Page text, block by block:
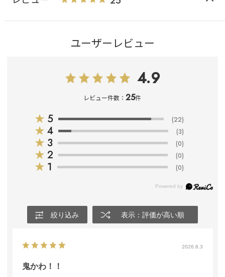
ユーザーレビュー
4.9
レビュー件数：25件
★ 5 (22)
★ 4 (3)
★ 3 (0)
★ 2 (0)
★ 1 (0)
絞り込み 表示：評価が高い順
2026.8.3
鬼かわ！！